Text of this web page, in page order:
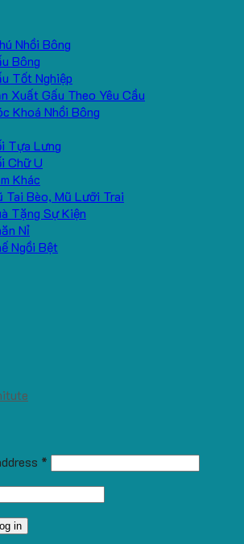
Nhồi Bông
Bông
Tốt Nghiệp
Xuất Gấu Theo Yêu Cầu
Khoá Nhồi Bông
Tựa Lưng
Chữ U
Khác
Tai Bèo, Mũ Lưỡi Trai
Tặng Sự Kiện
Nỉ
Ngồi Bệt
*
in